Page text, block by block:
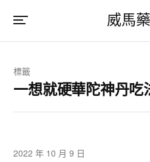
威馬
標籤
一想就硬華陀神丹吃
2022 年 10 月 9 日